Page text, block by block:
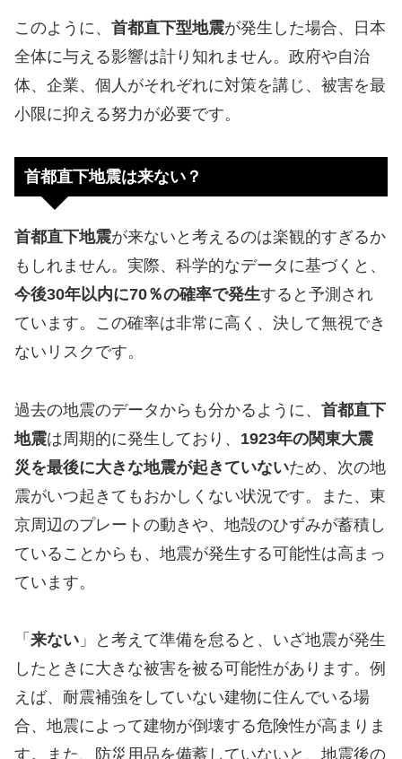
このように、 首都直下型地震が発生した場合、日本
全体に与える影響は計り知れません。政府や自治
体、企業、個人がそれぞれに対策を講じ、被害を最
小限に抑える努力が必要です。
首都直下地震は来ない？
首都直下地震が来ないと考えるのは楽観的すぎるか
もしれません。実際、科学的なデータに基づくと、
今後30年以内に70％の確率で発生すると予測され
ています。この確率は非常に高く、決して無視でき
ないリスクです。
過去の地震のデータからも分かるように、 首都直下
地震は周期的に発生しており、 1923年の関東大震
災を最後に大きな地震が起きていないため、次の地
震がいつ起きてもおかしくない状況です。また、東
京周辺のプレートの動きや、地殻のひずみが蓄積し
ていることからも、地震が発生する可能性は高まっ
ています。
「 来ない 」と考えて準備を怠ると、いざ地震が発生
したときに大きな被害を被る可能性があります。例
えば、耐震補強をしていない建物に住んでいる場
合、地震によって建物が倒壊する危険性が高まりま
す。また、防災用品を備蓄していないと、地震後の